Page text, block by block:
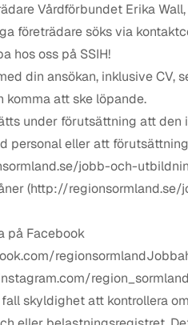
Vårdförbundet Erika
företrädare söks via
hos oss på SSIH!
din ansökan, inklusive CV,
komma att ske löpande.
under förutsättning att den
personal eller att
jobb-och-
(http://
på Facebook
skyldighet att kontrollera